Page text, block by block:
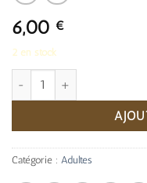
6,00 €
2 en stock
quantité de Mon enfant a
Catégorie : Adultes